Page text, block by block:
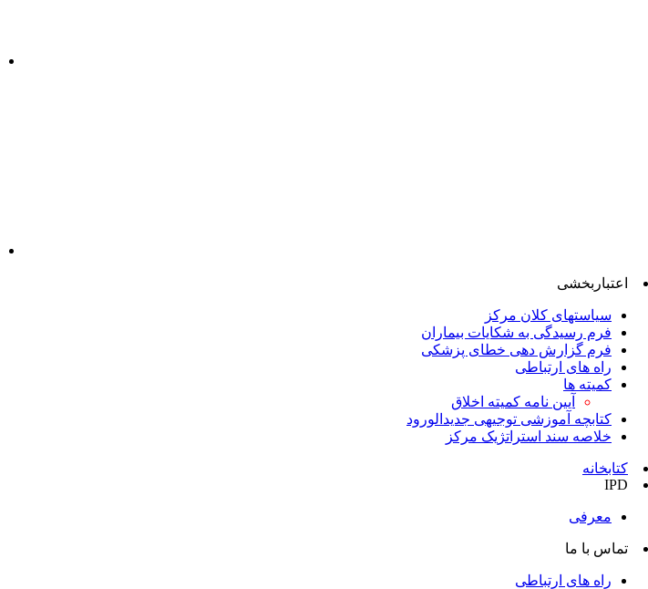
اعتباربخشی
سیاستهای کلان مرکز
فرم رسیدگی به شکایات بیماران
فرم گزارش دهی خطای پزشکی
راه های ارتباطی
کمیته ها
آیین نامه کمیته اخلاق
کتابچه آموزشی توجیهی جدیدالورود
خلاصه سند استراتژیک مرکز
کتابخانه
IPD
معرفی
تماس با ما
راه های ارتباطی